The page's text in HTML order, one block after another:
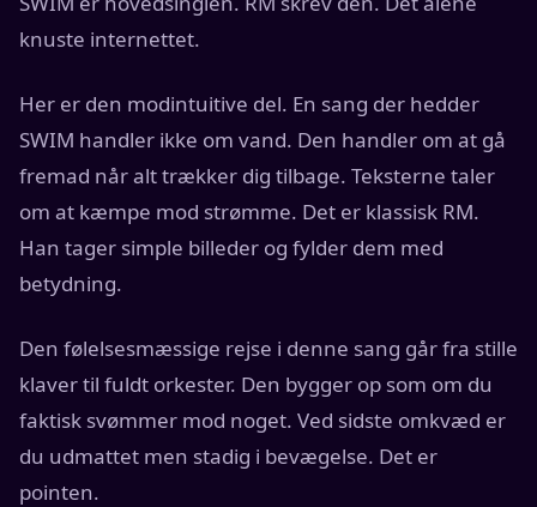
knuste internettet.
Her er den modintuitive del. En sang der hedder
SWIM handler ikke om vand. Den handler om at gå
fremad når alt trækker dig tilbage. Teksterne taler
om at kæmpe mod strømme. Det er klassisk RM.
Han tager simple billeder og fylder dem med
betydning.
Den følelsesmæssige rejse i denne sang går fra stille
klaver til fuldt orkester. Den bygger op som om du
faktisk svømmer mod noget. Ved sidste omkvæd er
du udmattet men stadig i bevægelse. Det er
pointen.